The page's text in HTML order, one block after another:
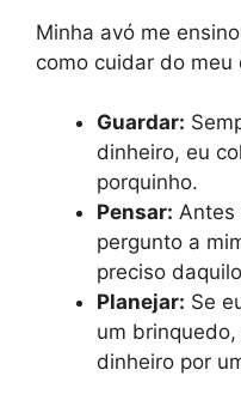
Minha avó me
como cuidar do meu
Guardar:
dinheiro, eu
porquinho.
Pensar: Antes
pergunto a
preciso
Planejar: Se
um
dinheiro por